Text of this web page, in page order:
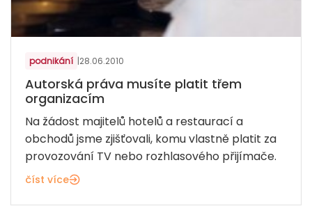
podnikání |28.06.2010
Autorská práva musíte platit třem
organizacím
Na žádost majitelů hotelů a restaurací a
obchodů jsme zjišťovali, komu vlastně platit za
provozování TV nebo rozhlasového přijímače.
číst více